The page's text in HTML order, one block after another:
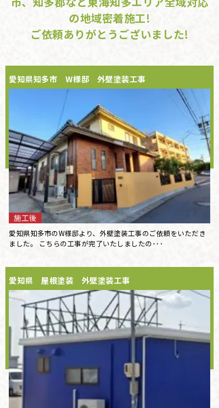
の地域密着施工!
ご依頼ありがとうございました!
愛知県知多市 W様邸 外壁塗装工事
施工後
愛知県知多市のW様邸より、外壁塗装工事のご依頼をいただき
ました。 こちらの工事が完了いたしましたの･･･
愛知県 屋根塗装 外壁塗装工事